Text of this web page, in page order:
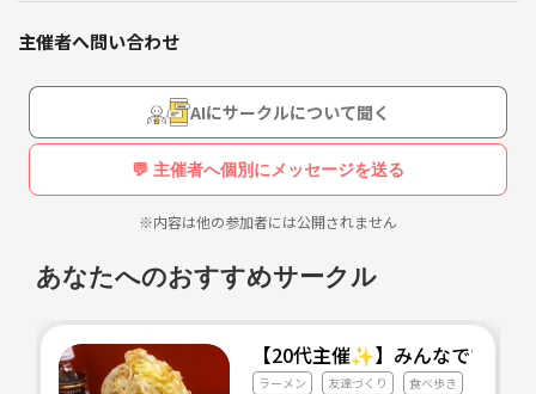
主催者へ問い合わせ
AIにサークルについて聞く
💬 主催者へ個別にメッセージを送る
※内容は他の参加者には公開されません
あなたへのおすすめサークル
【20代主催✨】みんなですす
ラーメン 友達づくり 食べ歩き